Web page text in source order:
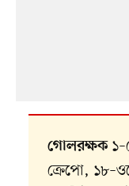
গোলরক্ষক
ক্রেপো,